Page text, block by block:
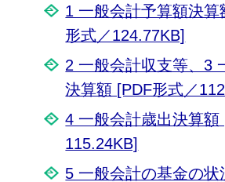
1 一般会計予算額決算
形式／124.77KB]
2 一般会計収支等、3
決算額 [PDF形式／
4 一般会計歳出決算額
115.24KB]
5 一般会計の基金の状